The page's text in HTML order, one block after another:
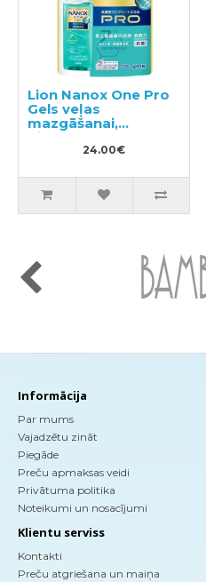
Lion Nanox One Pro
Gels veļas
mazgāšanai,
pildviela 790g
24.00€
Informācija
Par mums
Vajadzētu zināt
Piegāde
Preču apmaksas veidi
Privātuma politika
Noteikumi un nosacījumi
Klientu serviss
Kontakti
Preču atgriešana un maiņa